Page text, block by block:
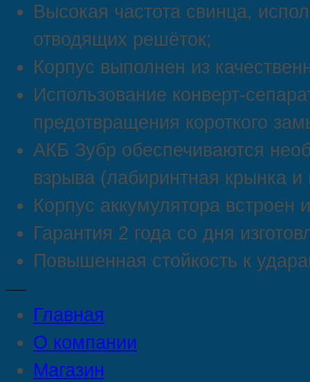
Высокая частота свинца,
отводящих решёток;
Корпус выполнен из
Использование конверт-
предотвращения короткого
АКБ Зубр обеспечиваются
взрыва (лабиринтная крынка и
Корпус аккумулятора встроен
Гарантия 2 года со дня
Повышенная стойкость к
Главная
О компании
Магазин